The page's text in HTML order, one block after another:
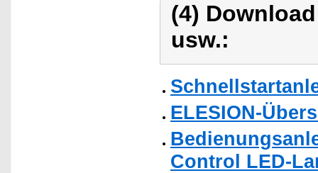
(4)
usw.:
ELESION-
Control LED-